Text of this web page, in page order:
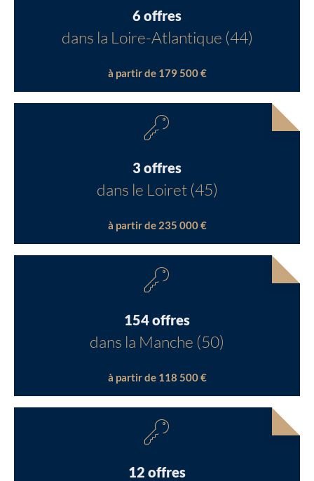
6 offres
dans la Loire-Atlantique (44)
à partir de 179 500 €
3 offres
dans le Loiret (45)
à partir de 235 000 €
154 offres
dans la Manche (50)
à partir de 118 500 €
12 offres